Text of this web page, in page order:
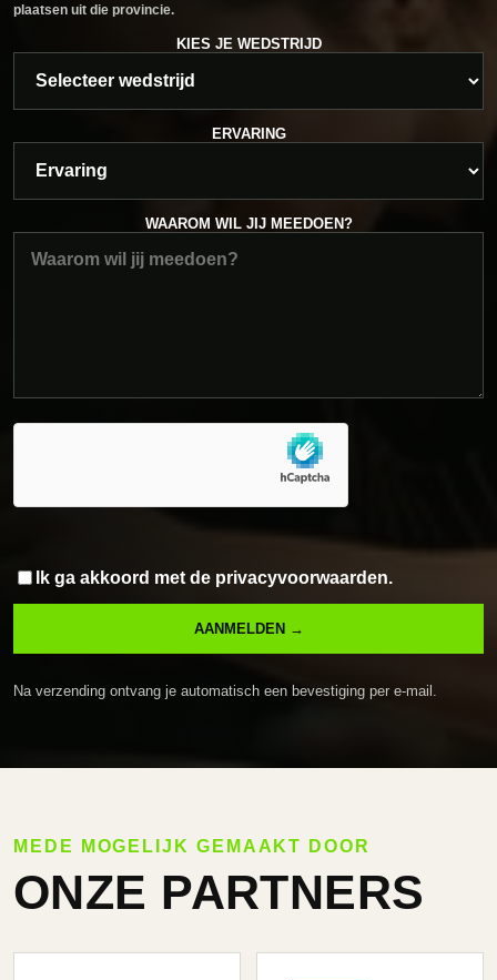
plaatsen uit die provincie.
KIES JE WEDSTRIJD
ERVARING
WAAROM WIL JIJ MEEDOEN?
Ik ga akkoord met de privacyvoorwaarden.
AANMELDEN →
Na verzending ontvang je automatisch een bevestiging per e-mail.
MEDE MOGELIJK GEMAAKT DOOR
ONZE PARTNERS